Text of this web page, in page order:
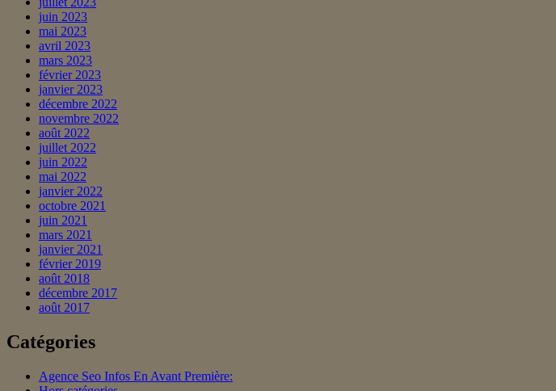
juin 2023
mai 2023
avril 2023
mars 2023
février 2023
janvier 2023
décembre 2022
novembre 2022
août 2022
juillet 2022
juin 2022
mai 2022
janvier 2022
octobre 2021
juin 2021
mars 2021
janvier 2021
février 2019
août 2018
décembre 2017
août 2017
Catégories
Agence Seo Infos En Avant Première: